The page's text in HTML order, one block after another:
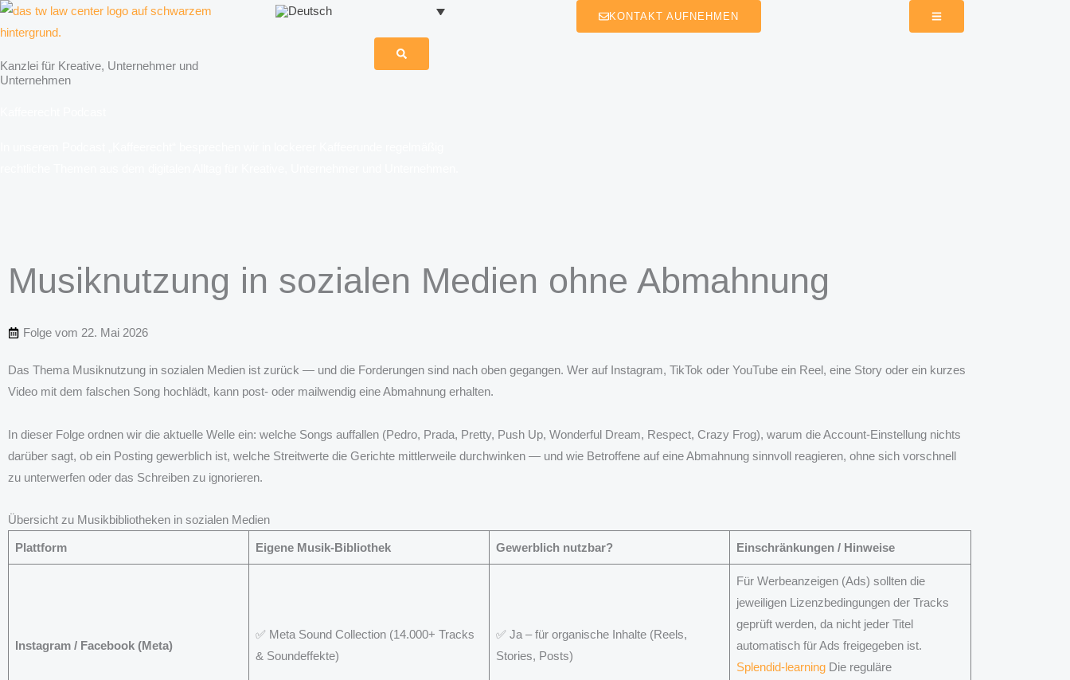
Zum
Inhalt
Kanzlei für Kreative, Unternehmer und
Unternehmen
KONTAKT AUFNEHMEN
Musiknutzung in sozialen Medien ohne Abmahnung
Folge vom 22. Mai 2026
Das Thema Musiknutzung in sozialen Medien ist zurück — und die Forderungen sind nach oben gegangen. Wer auf Instagram, TikTok oder YouTube ein Reel, eine Story oder ein kurzes
Video mit dem falschen Song hochlädt, kann post- oder mailwendig eine Abmahnung erhalten.
In dieser Folge ordnen wir die aktuelle Welle ein: welche Songs auffallen (Pedro, Prada, Pretty, Push Up, Wonderful Dream, Respect, Crazy Frog), warum die Account-Einstellung nichts
darüber sagt, ob ein Posting gewerblich ist, welche Streitwerte die Gerichte mittlerweile durchwinken — und wie Betroffene auf eine Abmahnung sinnvoll reagieren, ohne sich vorschnell
zu unterwerfen oder das Schreiben zu ignorieren.
Übersicht zu Musikbibliotheken in sozialen Medien
Plattform Eigene Musik-Bibliothek Gewerblich nutzbar? Einschränkungen / Hinweise
Instagram / Facebook (Meta)
✅ Meta Sound Collection (14.000+ Tracks
& Soundeffekte)
✅ Ja – für organische Inhalte (Reels,
Stories, Posts)
Für Werbeanzeigen (Ads) sollten die
jeweiligen Lizenzbedingungen der Tracks
geprüft werden, da nicht jeder Titel
automatisch für Ads freigegeben ist.
Splendid-learningDie reguläre